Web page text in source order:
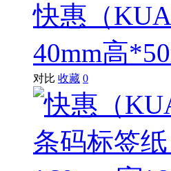
快惠（
40mm高
对比 收藏 0